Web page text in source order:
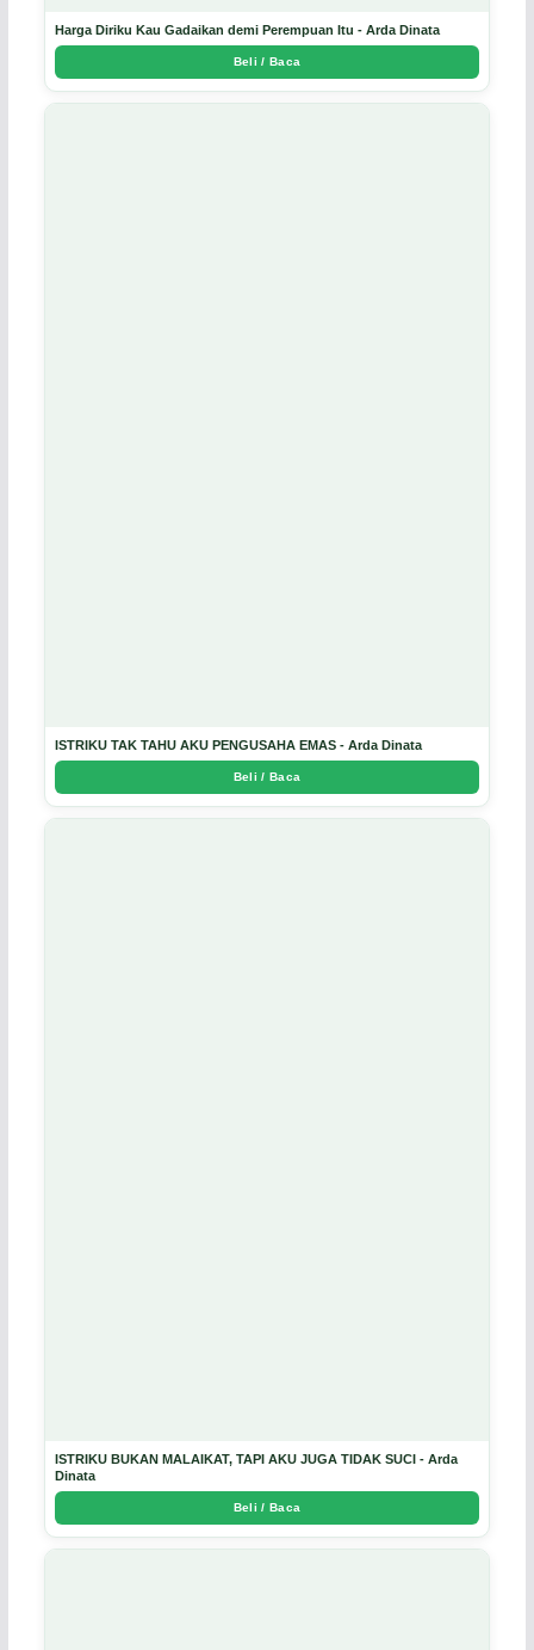
Harga Diriku Kau Gadaikan demi Perempuan Itu - Arda Dinata
Beli / Baca
ISTRIKU TAK TAHU AKU PENGUSAHA EMAS - Arda Dinata
Beli / Baca
ISTRIKU BUKAN MALAIKAT, TAPI AKU JUGA TIDAK SUCI - Arda
Dinata
Beli / Baca